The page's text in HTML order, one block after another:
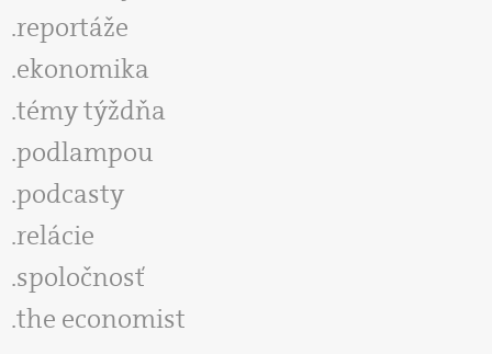
reportáže
ekonomika
témy týždňa
podlampou
podcasty
relácie
spoločnosť
the economist